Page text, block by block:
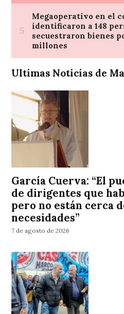
Ultimas Noticias de
García Cuerva: “El
de dirigentes que
pero no están cerca
necesidades”
7 de agosto de 2026